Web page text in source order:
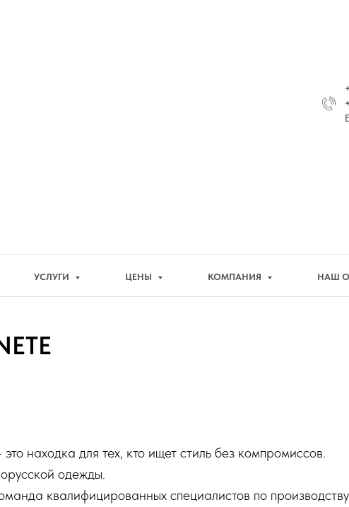
УСЛУГИ ЦЕНЫ КОМПАНИЯ НАШ
находка для тех, кто ищет стиль без компромиссов.
одежды.
квалифицированных специалистов по